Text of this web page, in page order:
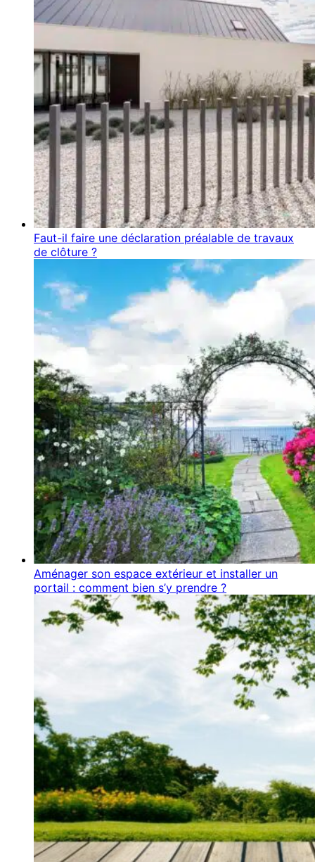
Faut-il faire une déclaration préalable de travaux
de clôture ?
Aménager son espace extérieur et installer un
portail : comment bien s’y prendre ?